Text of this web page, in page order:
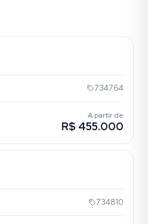
734764
A partir de
R$ 455.000
734810